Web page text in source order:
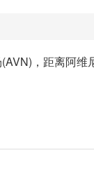
，距离阿